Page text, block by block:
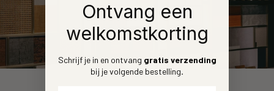
Ontvang een
welkomstkorting
Schrijf je in en ontvang gratis verzending
bij je volgende bestelling.